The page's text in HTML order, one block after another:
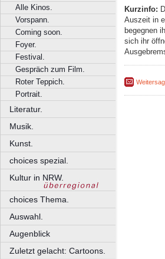
Alle Kinos.
Vorspann.
Coming soon.
Foyer.
Festival.
Gespräch zum Film.
Roter Teppich.
Portrait.
Literatur.
Musik.
Kunst.
choices spezial.
Kultur in NRW.
choices Thema.
Auswahl.
Augenblick
Zuletzt gelacht: Cartoons.
Kurzinfo:
Auszeit in
begegnen
sich ihr